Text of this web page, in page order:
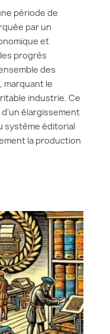
période de
par un
et
progrès
des
marquant le
industrie. Ce
élargissement
système éditorial
la production